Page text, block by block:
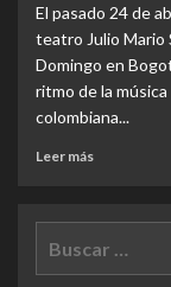
El pasado 24 de
teatro Julio Mario
Domingo en
ritmo de la música
colombiana...
Leer más